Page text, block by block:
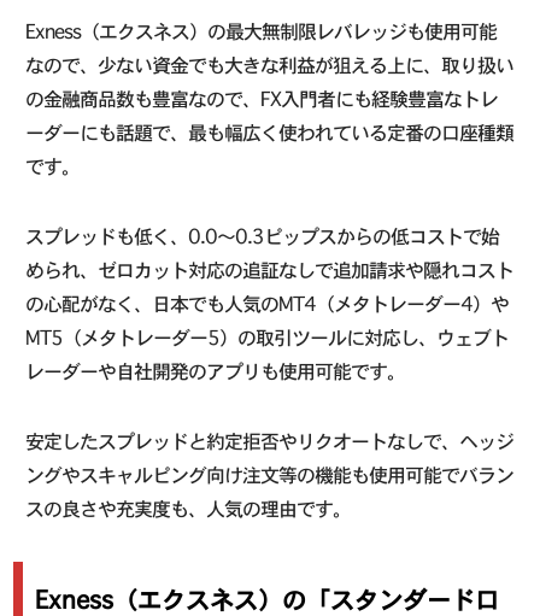
Exness（エクスネス）の最大無制限レバレッジも使用可能
なので、少ない資金でも大きな利益が狙える上に、取り扱い
の金融商品数も豊富なので、FX入門者にも経験豊富なトレ
ーダーにも話題で、最も幅広く使われている定番の口座種類
です。
スプレッドも低く、0.0〜0.3ピップスからの低コストで始
められ、ゼロカット対応の追証なしで追加請求や隠れコスト
の心配がなく、日本でも人気のMT4（メタトレーダー4）や
MT5（メタトレーダー5）の取引ツールに対応し、ウェブト
レーダーや自社開発のアプリも使用可能です。
安定したスプレッドと約定拒否やリクオートなしで、ヘッジ
ングやスキャルピング向け注文等の機能も使用可能でバラン
スの良さや充実度も、人気の理由です。
Exness（エクスネス）の「スタンダード口